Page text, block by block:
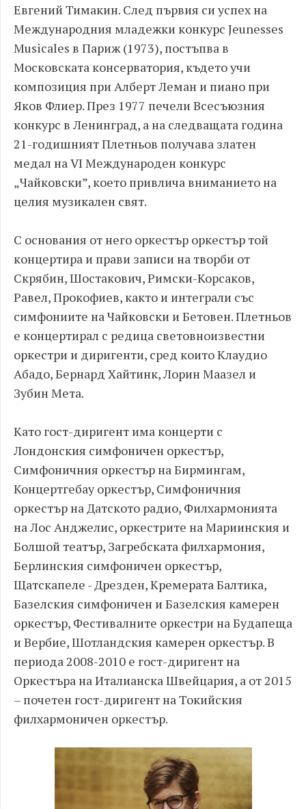
Евгений Тимакин. След първия си успех на
Международния младежки конкурс Jeunesses
Musicales в Париж (1973), постъпва в
Московската консерватория, където учи
композиция при Алберт Леман и пиано при
Яков Флиер. През 1977 печели Всесъюзния
конкурс в Ленинград, а на следващата година
21-годишният Плетньов получава златен
медал на VI Международен конкурс
„Чайковски”, което привлича вниманието на
целия музикален свят.
С основания от него оркестър оркестър той
концертира и прави записи на творби от
Скрябин, Шостакович, Римски-Корсаков,
Равел, Прокофиев, както и интеграли със
симфониите на Чайковски и Бетовен. Плетньов
е концертирал с редица световноизвестни
оркестри и диригенти, сред които Клаудио
Абадо, Бернард Хайтинк, Лорин Маазел и
Зубин Мета.
Като гост-диригент има концерти с
Лондонския симфоничен оркестър,
Симфоничния оркестър на Бирмингам,
Концертгебау оркестър, Симфоничния
оркестър на Датското радио, Филхармонията
на Лос Анджелис, оркестрите на Мариинския и
Болшой театър, Загребската филхармония,
Берлинския симфоничен оркестър,
Щатскапеле - Дрезден, Кремерата Балтика,
Базелския симфоничен и Базелския камерен
оркестър, Фестивалните оркестри на Будапеща
и Вербие, Шотландския камерен оркестър. В
периода 2008-2010 е гост-диригент на
Оркестъра на Италианска Швейцария, а от 2015
– почетен гост-диригент на Токийския
филхармоничен оркестър.